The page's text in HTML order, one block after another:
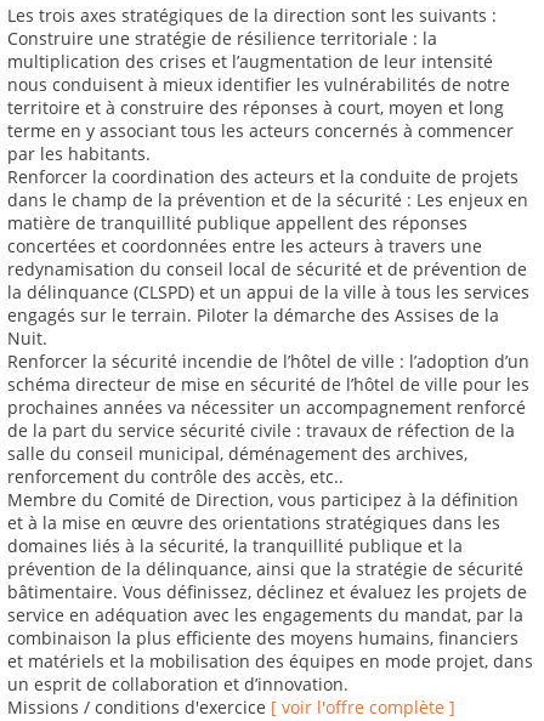
Les trois axes stratégiques de la direction sont les suivants :
Construire une stratégie de résilience territoriale : la
multiplication des crises et l’augmentation de leur intensité
nous conduisent à mieux identifier les vulnérabilités de notre
territoire et à construire des réponses à court, moyen et long
terme en y associant tous les acteurs concernés à commencer
par les habitants.
Renforcer la coordination des acteurs et la conduite de projets
dans le champ de la prévention et de la sécurité : Les enjeux en
matière de tranquillité publique appellent des réponses
concertées et coordonnées entre les acteurs à travers une
redynamisation du conseil local de sécurité et de prévention de
la délinquance (CLSPD) et un appui de la ville à tous les services
engagés sur le terrain. Piloter la démarche des Assises de la
Nuit.
Renforcer la sécurité incendie de l’hôtel de ville : l’adoption d’un
schéma directeur de mise en sécurité de l’hôtel de ville pour les
prochaines années va nécessiter un accompagnement renforcé
de la part du service sécurité civile : travaux de réfection de la
salle du conseil municipal, déménagement des archives,
renforcement du contrôle des accès, etc..
Membre du Comité de Direction, vous participez à la définition
et à la mise en œuvre des orientations stratégiques dans les
domaines liés à la sécurité, la tranquillité publique et la
prévention de la délinquance, ainsi que la stratégie de sécurité
bâtimentaire. Vous définissez, déclinez et évaluez les projets de
service en adéquation avec les engagements du mandat, par la
combinaison la plus efficiente des moyens humains, financiers
et matériels et la mobilisation des équipes en mode projet, dans
un esprit de collaboration et d’innovation.
Missions / conditions d'exercice [ voir l'offre complète ]